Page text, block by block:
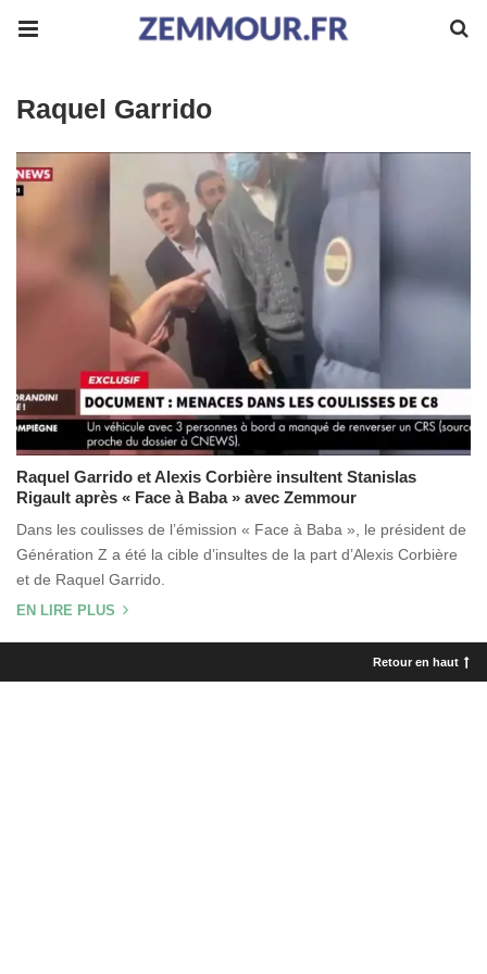
Raquel Garrido
Raquel Garrido et Alexis Corbière insultent Stanislas
Rigault après « Face à Baba » avec Zemmour
Dans les coulisses de l’émission « Face à Baba », le président de
Génération Z a été la cible d’insultes de la part d’Alexis Corbière
et de Raquel Garrido.
EN LIRE PLUS
Retour en haut